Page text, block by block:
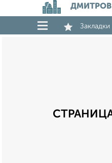
Закладки